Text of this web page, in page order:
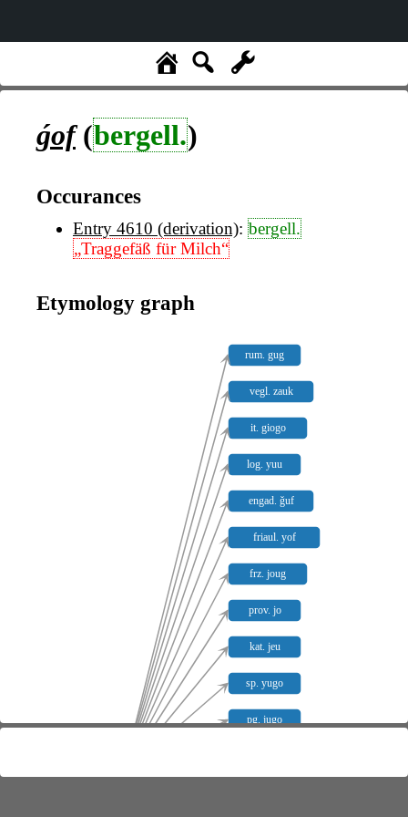
ǵof(bergell.)
Occurances
Entry 4610 (derivation): bergell.
„Traggefäß für Milch“
Etymology graph
lat. jugum
rum. gug
vegl. zauk
it. giogo
log. yuu
engad. ǧuf
friaul. yof
frz. joug
prov. jo
kat. jeu
sp. yugo
pg. jugo